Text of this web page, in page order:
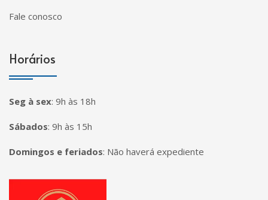
Fale conosco
Horários
Seg à sex: 9h às 18h
Sábados: 9h às 15h
Domingos e feriados: Não haverá expediente
Página inicial